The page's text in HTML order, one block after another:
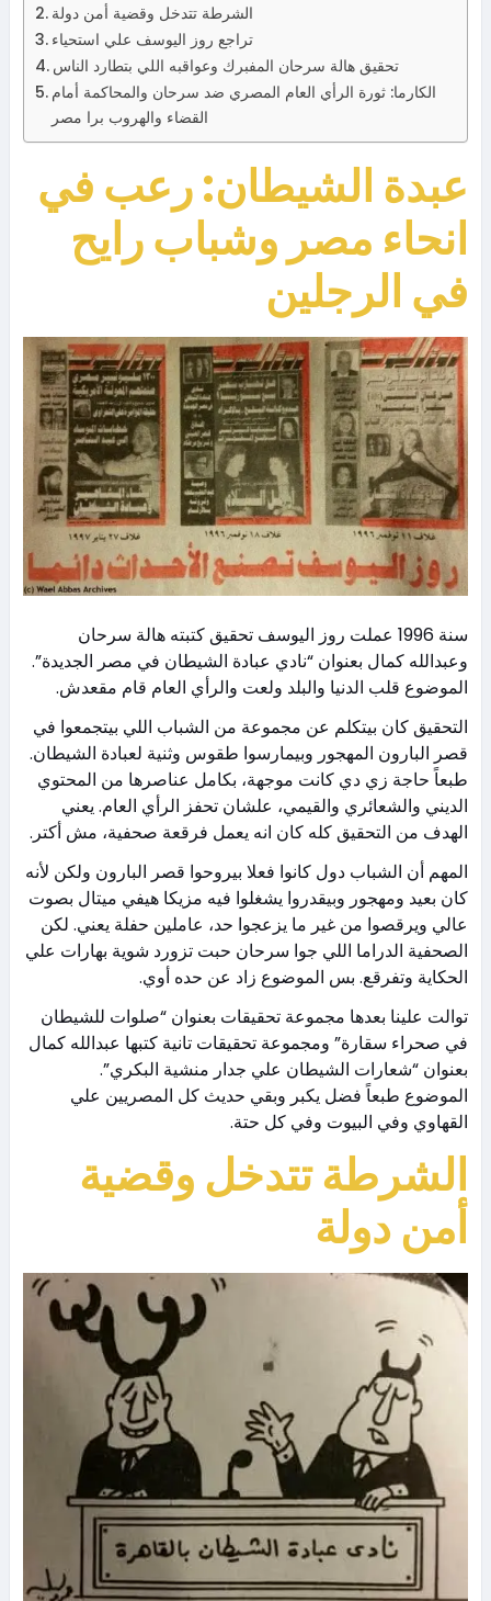
الشرطة تتدخل وقضية أمن دولة
تراجع روز اليوسف علي استحياء
تحقيق هالة سرحان المفبرك وعواقبه اللي بتطارد الناس
الكارما: ثورة الرأي العام المصري ضد سرحان والمحاكمة أمام
القضاء والهروب برا مصر
عبدة الشيطان: رعب في
انحاء مصر وشباب رايح
في الرجلين
سنة 1996 عملت روز اليوسف تحقيق كتبته هالة سرحان
وعبدالله كمال بعنوان “نادي عبادة الشيطان في مصر الجديدة”.
الموضوع قلب الدنيا والبلد ولعت والرأي العام قام مقعدش.
التحقيق كان بيتكلم عن مجموعة من الشباب اللي بيتجمعوا في
قصر البارون المهجور وبيمارسوا طقوس وثنية لعبادة الشيطان.
طبعاً حاجة زي دي كانت موجهة، بكامل عناصرها من المحتوي
الديني والشعائري والقيمي، علشان تحفز الرأي العام. يعني
الهدف من التحقيق كله كان انه يعمل فرقعة صحفية، مش أكتر.
المهم أن الشباب دول كانوا فعلا بيروحوا قصر البارون ولكن لأنه
كان بعيد ومهجور وبيقدروا يشغلوا فيه مزيكا هيفي ميتال بصوت
عالي ويرقصوا من غير ما يزعجوا حد، عاملين حفلة يعني. لكن
الصحفية الدراما اللي جوا سرحان حبت تزورد شوية بهارات علي
الحكاية وتفرقع. بس الموضوع زاد عن حده أوي.
توالت علينا بعدها مجموعة تحقيقات بعنوان “صلوات للشيطان
في صحراء سقارة” ومجموعة تحقيقات تانية كتبها عبدالله كمال
بعنوان “شعارات الشيطان علي جدار منشية البكري”.
الموضوع طبعاً فضل يكبر وبقي حديث كل المصريين علي
القهاوي وفي البيوت وفي كل حتة.
الشرطة تتدخل وقضية
أمن دولة